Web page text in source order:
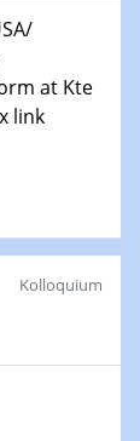
at Kte
link
Kolloquium